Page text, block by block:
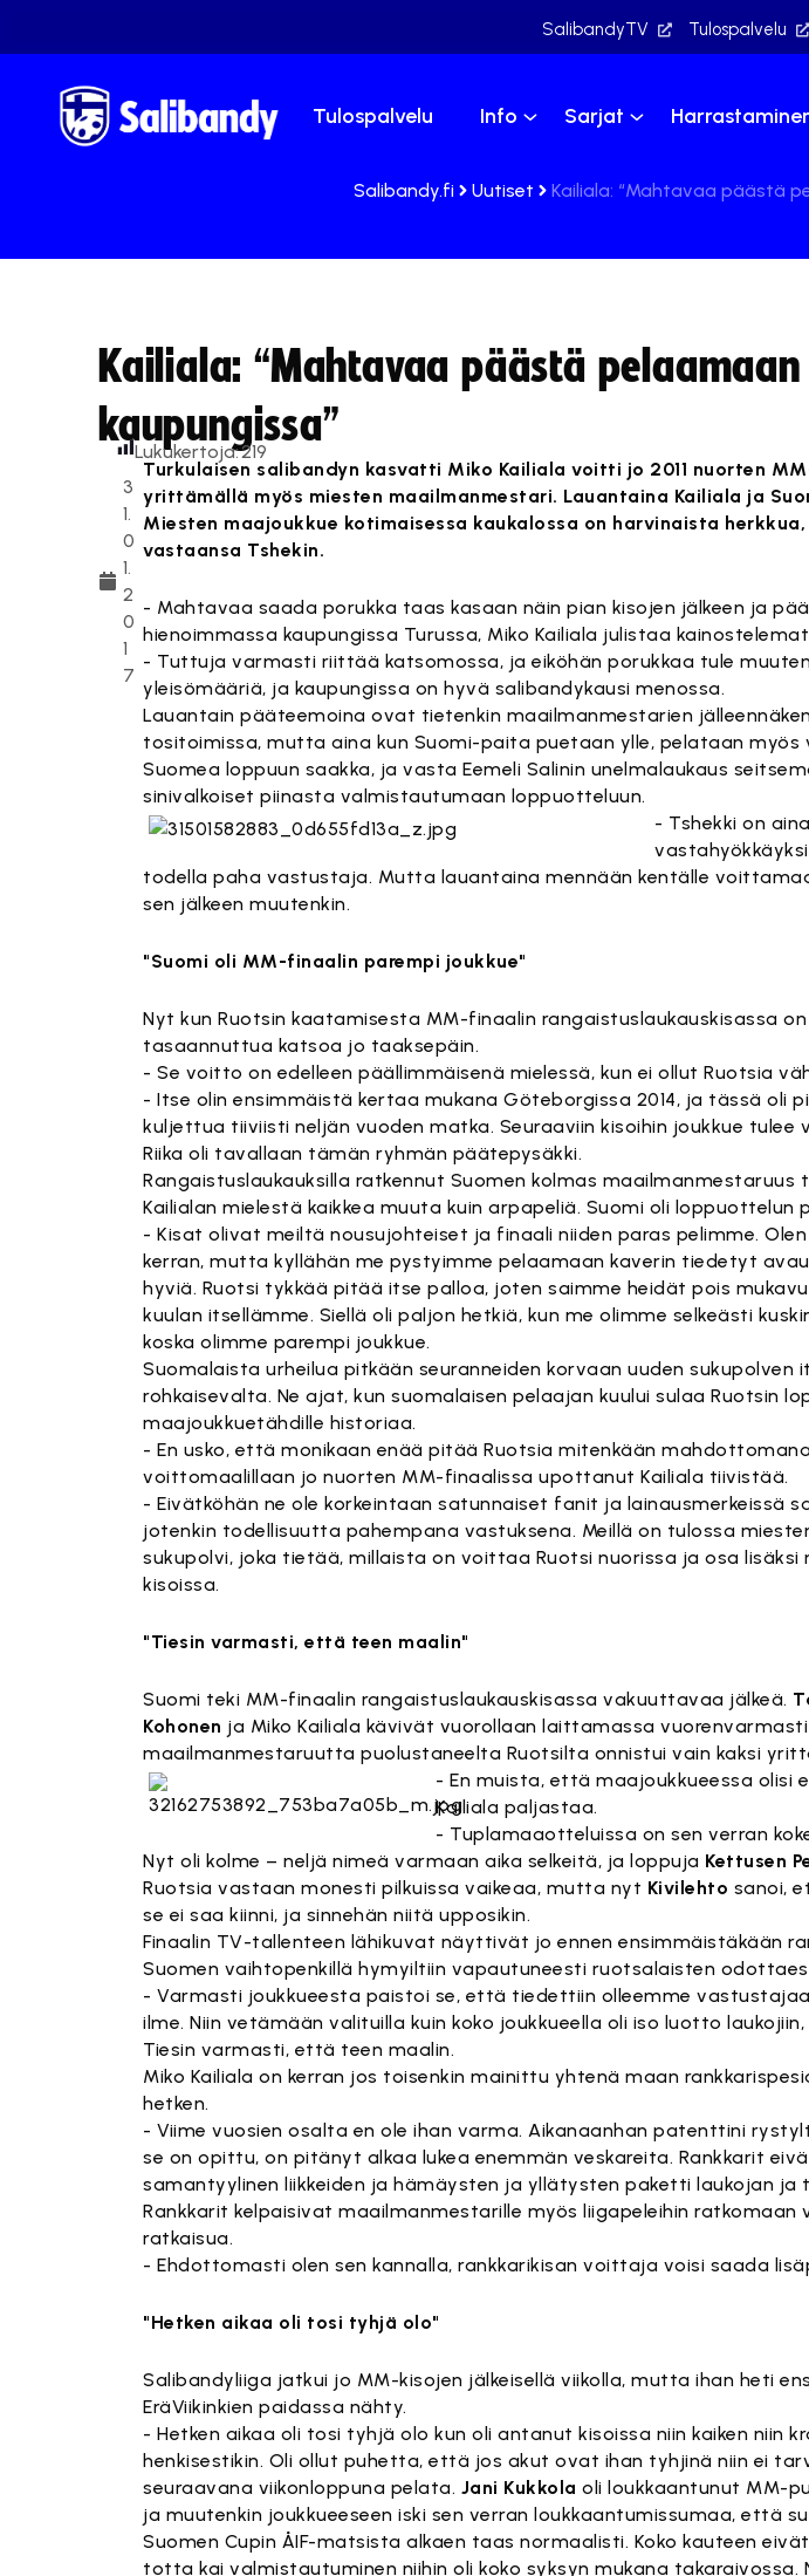
SalibandyTV Tulospalvelu
Tulospalvelu Info Sarjat
Salibandy.fi Uutiset Kailiala: “Mahtavaa päästä
Kailiala: “Mahtavaa päästä
kaupungissa”
3
1.
0
1.
2
0
1
7
Lukukertoja:219
Turkulaisen salibandyn kasvatti Miko Kailiala voitti jo 2011 nuorten
yrittämällä myös miesten maailmanmestari. Lauantaina Kailiala ja
Miesten maajoukkue kotimaisessa kaukalossa on harvinaista
vastaansa Tshekin.
- Mahtavaa saada porukka taas kasaan näin pian kisojen jälkeen ja
hienoimmassa kaupungissa Turussa, Miko Kailiala julistaa
- Tuttuja varmasti riittää katsomossa, ja eiköhän porukkaa tule
yleisömääriä, ja kaupungissa on hyvä salibandykausi menossa.
Lauantain pääteemoina ovat tietenkin maailmanmestarien
tositoimissa, mutta aina kun Suomi-paita puetaan ylle, pelataan myös
Suomea loppuun saakka, ja vasta Eemeli Salinin unelmalaukaus
sinivalkoiset piinasta valmistautumaan loppuotteluun.
- Tshekki on
todella paha vastustaja. Mutta lauantaina mennään kentälle
sen jälkeen muutenkin.
"Suomi oli MM-finaalin parempi joukkue"
Nyt kun Ruotsin kaatamisesta MM-finaalin rangaistuslaukauskisassa
tasaannuttua katsoa jo taaksepäin.
- Se voitto on edelleen päällimmäisenä mielessä, kun ei ollut Ruotsia
- Itse olin ensimmäistä kertaa mukana Göteborgissa 2014, ja tässä oli
kuljettua tiiviisti neljän vuoden matka. Seuraaviin kisoihin joukkue
Riika oli tavallaan tämän ryhmän päätepysäkki.
Rangaistuslaukauksilla ratkennut Suomen kolmas
Kailialan mielestä kaikkea muuta kuin arpapeliä. Suomi oli loppuottelun
- Kisat olivat meiltä nousujohteiset ja finaali niiden paras pelimme.
kerran, mutta kyllähän me pystyimme pelaamaan kaverin tiedetyt
hyviä. Ruotsi tykkää pitää itse palloa, joten saimme heidät pois
kuulan itsellämme. Siellä oli paljon hetkiä, kun me olimme selkeästi
koska olimme parempi joukkue.
Suomalaista urheilua pitkään seuranneiden korvaan uuden sukupolven
rohkaisevalta. Ne ajat, kun suomalaisen pelaajan kuului sulaa Ruotsin
maajoukkuetähdille historiaa.
- En usko, että monikaan enää pitää Ruotsia mitenkään
voittomaalillaan jo nuorten MM-finaalissa upottanut Kailiala tiivistää.
- Eivätköhän ne ole korkeintaan satunnaiset fanit ja
jotenkin todellisuutta pahempana vastuksena. Meillä on tulossa
sukupolvi, joka tietää, millaista on voittaa Ruotsi nuorissa ja osa lisäksi
kisoissa.
"Tiesin varmasti, että teen maalin"
Suomi teki MM-finaalin rangaistuslaukauskisassa vakuuttavaa jälkeä.
Kohonen ja Miko Kailiala kävivät vuorollaan laittamassa
maailmanmestaruutta puolustaneelta Ruotsilta onnistui vain kaksi
- En muista, että maajoukkueessa olisi
Kailiala paljastaa.
- Tuplamaaotteluissa on sen verran
Nyt oli kolme – neljä nimeä varmaan aika selkeitä, ja loppuja Kettusen
Ruotsia vastaan monesti pilkuissa vaikeaa, mutta nyt Kivilehto sanoi,
se ei saa kiinni, ja sinnehän niitä upposikin.
Finaalin TV-tallenteen lähikuvat näyttivät jo ennen ensimmäistäkään
Suomen vaihtopenkillä hymyiltiin vapautuneesti ruotsalaisten
- Varmasti joukkueesta paistoi se, että tiedettiin olleemme
ilme. Niin vetämään valituilla kuin koko joukkueella oli iso luotto
Tiesin varmasti, että teen maalin.
Miko Kailiala on kerran jos toisenkin mainittu yhtenä maan
hetken.
- Viime vuosien osalta en ole ihan varma. Aikanaanhan patenttini
se on opittu, on pitänyt alkaa lukea enemmän veskareita. Rankkarit
samantyylinen liikkeiden ja hämäysten ja yllätysten paketti laukojan ja
Rankkarit kelpaisivat maailmanmestarille myös liigapeleihin
ratkaisua.
- Ehdottomasti olen sen kannalla, rankkarikisan voittaja voisi saada
"Hetken aikaa oli tosi tyhjä olo"
Salibandyliiga jatkui jo MM-kisojen jälkeisellä viikolla, mutta ihan heti
EräViikinkien paidassa nähty.
- Hetken aikaa oli tosi tyhjä olo kun oli antanut kisoissa niin kaiken niin
henkisestikin. Oli ollut puhetta, että jos akut ovat ihan tyhjinä niin ei
seuraavana viikonloppuna pelata. Jani Kukkola oli loukkaantunut MM-
ja muutenkin joukkueeseen iski sen verran loukkaantumissumaa, että
Suomen Cupin ÅIF-matsista alkaen taas normaalisti. Koko kauteen
totta kai valmistautuminen niihin oli koko syksyn mukana takaraivossa.